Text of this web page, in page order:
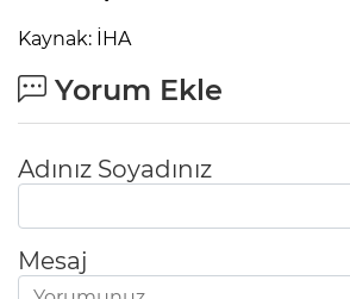
Kaynak: İHA
Yorum Ekle
Adınız Soyadınız
Mesaj